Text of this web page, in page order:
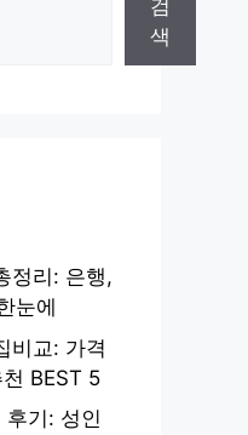
검
색
정리: 은행,
눈에
비교: 가격
BEST 5
기: 성인